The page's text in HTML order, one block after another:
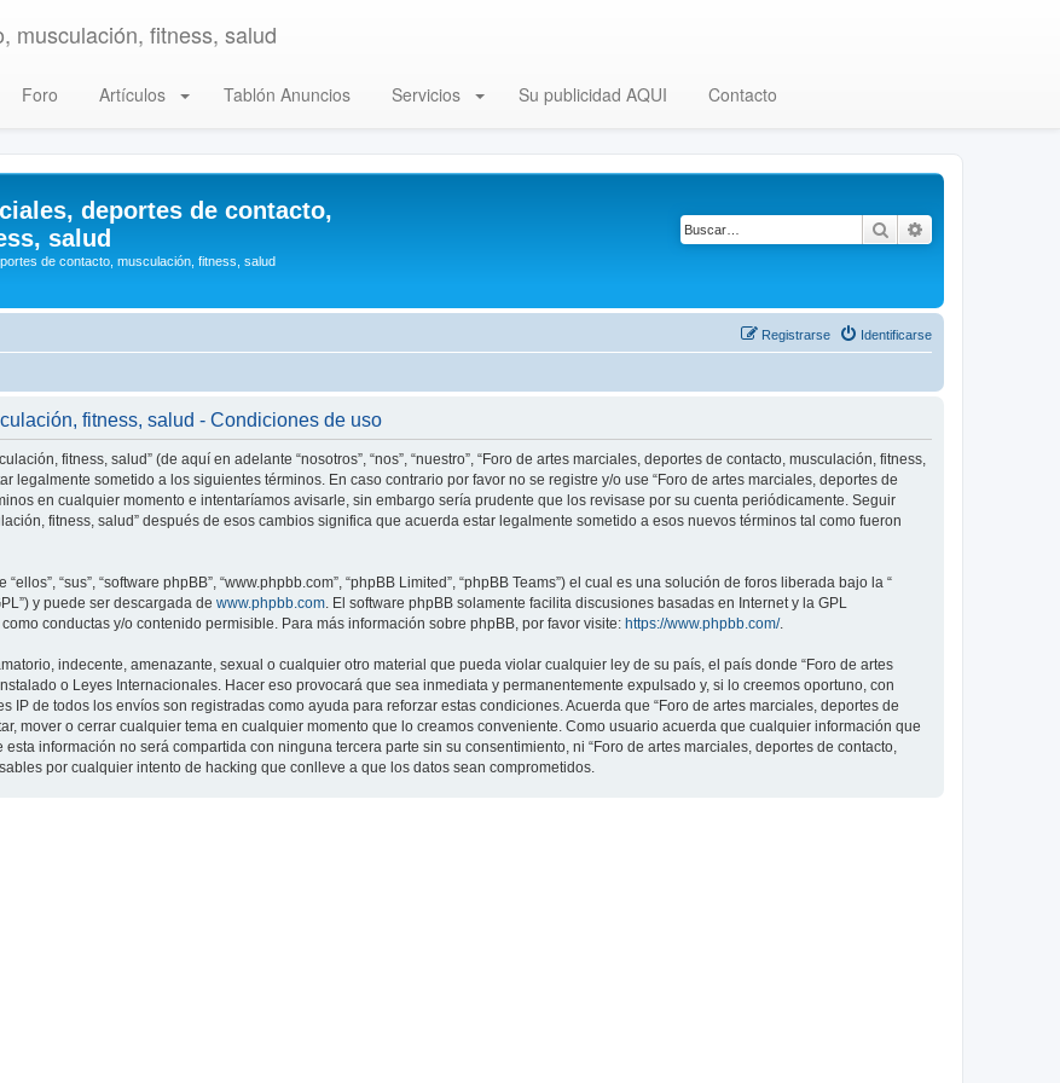
musculación, fitness, salud
Foro Artículos Tablón Anuncios Servicios Su publicidad AQUI Contacto
deportes de contacto,
salud
de contacto, musculación, fitness, salud
Buscar
Identificarse
Registrarse
fitness, salud - Condiciones de uso
fitness, salud” (de aquí en adelante “nosotros”, “nos”, “nuestro”, “Foro de artes marciales, deportes de contacto, musculación, fitness,
legalmente sometido a los siguientes términos. En caso contrario por favor no se registre y/o use “Foro de artes marciales, deportes de
en cualquier momento e intentaríamos avisarle, sin embargo sería prudente que los revisase por su cuenta periódicamente. Seguir
fitness, salud” después de esos cambios significa que acuerda estar legalmente sometido a esos nuevos términos tal como fueron
“sus”, “software phpBB”, “www.phpbb.com”, “phpBB Limited”, “phpBB Teams”) el cual es una solución de foros liberada bajo la “
y puede ser descargada de www.phpbb.com. El software phpBB solamente facilita discusiones basadas en Internet y la GPL
conductas y/o contenido permisible. Para más información sobre phpBB, por favor visite: https://www.phpbb.com/.
indecente, amenazante, sexual o cualquier otro material que pueda violar cualquier ley de su país, el país donde “Foro de artes
o Leyes Internacionales. Hacer eso provocará que sea inmediata y permanentemente expulsado y, si lo creemos oportuno, con
de todos los envíos son registradas como ayuda para reforzar estas condiciones. Acuerda que “Foro de artes marciales, deportes de
mover o cerrar cualquier tema en cualquier momento que lo creamos conveniente. Como usuario acuerda que cualquier información que
información no será compartida con ninguna tercera parte sin su consentimiento, ni “Foro de artes marciales, deportes de contacto,
por cualquier intento de hacking que conlleve a que los datos sean comprometidos.